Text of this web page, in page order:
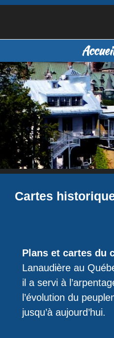
Aller
contenu
Cartes
Plans et cartes du
Lanaudière au
il a servi à
l’évolution du
jusqu’à aujourd’hui.